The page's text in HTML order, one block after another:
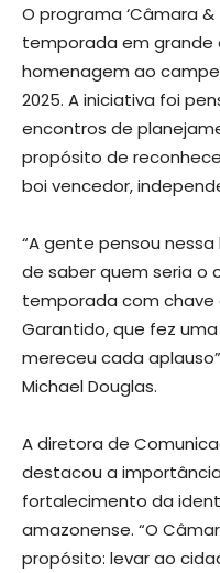
O programa ‘Câmara
temporada em grande
homenagem ao
2025. A iniciativa foi
encontros de
propósito de
boi vencedor,
“A gente pensou
de saber quem seria o
temporada com chave
Garantido, que fez
mereceu cada
Michael Douglas.
A diretora de
destacou a
fortalecimento da
amazonense. “O
propósito: levar ao